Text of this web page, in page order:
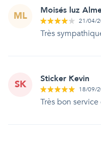
ML Moisés luz
21/04/
Très
SK Sticker Kevin
18/09/
Très bon